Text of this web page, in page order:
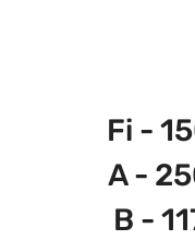
Fi -
A -
B -